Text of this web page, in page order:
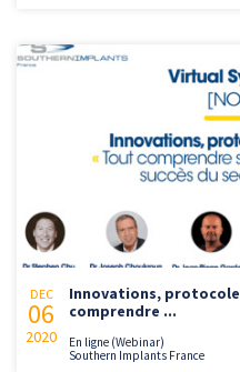
DEC
06
2020
Innovations,
comprendre ...
En ligne (Webinar)
Southern Implants France